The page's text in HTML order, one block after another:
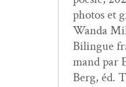
pho­tos et
Wan­da
Bilingue
mand par
Berg, éd.